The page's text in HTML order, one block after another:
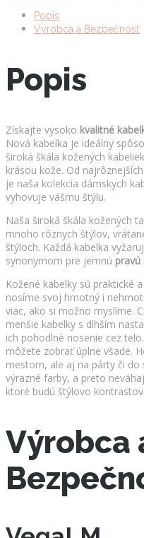
Popis
Výrobca a Bezpečnosť
Popis
Získajte vysoko kvalitné
Nová kabelka je ideálny
široká škála kožených
krásou kože. Od
je naša kolekcia dámskych
vyhovuje vášmu štýlu.
Naša široká škála kožených
mnoho rôznych štýlov,
štýloch. Každá kabelka
synonymom pre jemnú pravú
Kožené kabelky sú praktické a
nosíme svoj hmotný i
viac, ako si možno myslíme.
menšie kabelky s dlhším
ich pohodlné nosenie cez
môžete zobrať úplne všade.
mestom, ale aj na párty či do
výrazné farby, a preto
ktoré budú štýlovo
Výrobca